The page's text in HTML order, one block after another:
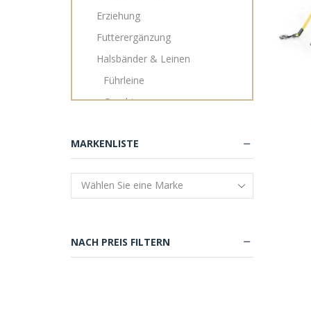
Erziehung
Futterergänzung
Halsbänder & Leinen
Führleine
Geschirr
Lederleine
Schleppleinen
MARKENLISTE
NACH PREIS FILTERN